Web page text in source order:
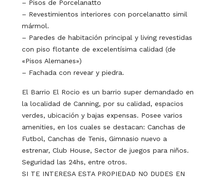
– Pisos de Porcelanatto
– Revestimientos interiores con porcelanatto simil
mármol.
– Paredes de habitación principal y living revestidas
con piso flotante de excelentísima calidad (de
«Pisos Alemanes»)
– Fachada con revear y piedra.
El Barrio El Rocio es un barrio super demandado en
la localidad de Canning, por su calidad, espacios
verdes, ubicación y bajas expensas. Posee varios
amenities, en los cuales se destacan: Canchas de
Futbol, Canchas de Tenis, Gimnasio nuevo a
estrenar, Club House, Sector de juegos para niños.
Seguridad las 24hs, entre otros.
SI TE INTERESA ESTA PROPIEDAD NO DUDES EN